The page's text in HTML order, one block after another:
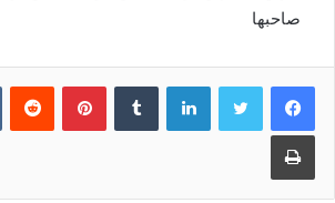
صاحبها
لينكدإن بينتيريست
طباعة